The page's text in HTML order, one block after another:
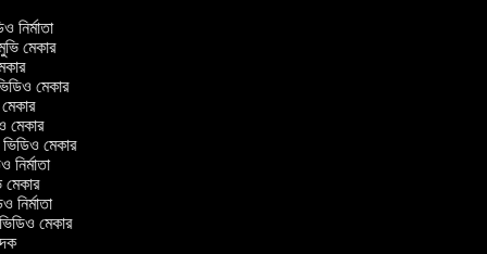
নির্মাতা
মেকার
মেকার
মেকার
মেকার
মেকার
নির্মাতা
মেকার
নির্মাতা
মেকার